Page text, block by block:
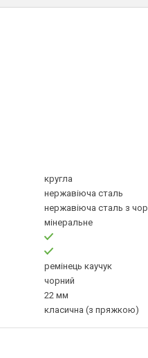
кругла
нержавіюча сталь
нержавіюча сталь з
мінеральне
ремінець каучук
чорний
22 мм
класична (з пряжкою)